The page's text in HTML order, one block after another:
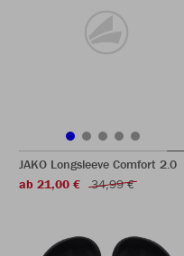
JAKO Longsleeve Comfort 2.0
ab 21,00 €
34,99 €